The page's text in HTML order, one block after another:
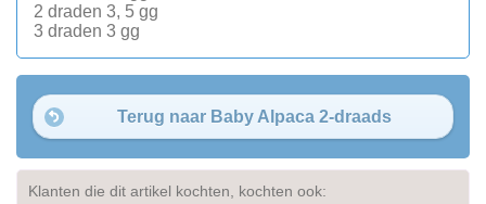
2 draden 3, 5 gg
3 draden 3 gg
Terug naar Baby Alpaca 2-draads
Klanten die dit artikel kochten, kochten ook: